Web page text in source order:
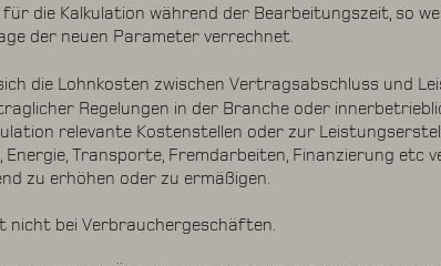
die Kalkulation während der Bearbeitungszeit, so
der neuen Parameter verrechnet.
die Lohnkosten zwischen Vertragsabschluss und
Regelungen in der Branche oder
relevante Kostenstellen oder zur
Energie, Transporte, Fremdarbeiten, Finanzierung etc
zu erhöhen oder zu ermäßigen.
nicht bei Verbrauchergeschäften.